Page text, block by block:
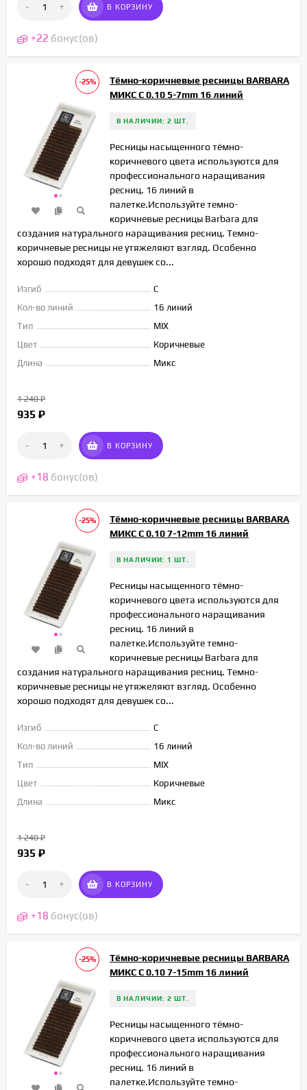
- + В КОРЗИНУ
+22 бонус(ов)
-25%
Тёмно-коричневые ресницы BARBARA
МИКС C 0.10 5-7mm 16 линий
В НАЛИЧИИ: 2 ШТ.
Ресницы насыщенного тёмно-
коричневого цвета используются для
профессионального наращивания
ресниц. 16 линий в
палетке.Используйте темно-
коричневые ресницы Barbara для
создания натурального наращивания ресниц. Темно-
коричневые ресницы не утяжеляют взгляд. Особенно
хорошо подходят для девушек со...
Изгиб
C
Кол-во линий
16 линий
Тип
MIX
Цвет
Коричневые
Длина
Микс
1 240₽
935 ₽
- + В КОРЗИНУ
+18 бонус(ов)
-25%
Тёмно-коричневые ресницы BARBARA
МИКС C 0.10 7-12mm 16 линий
В НАЛИЧИИ: 1 ШТ.
Ресницы насыщенного тёмно-
коричневого цвета используются для
профессионального наращивания
ресниц. 16 линий в
палетке.Используйте темно-
коричневые ресницы Barbara для
создания натурального наращивания ресниц. Темно-
коричневые ресницы не утяжеляют взгляд. Особенно
хорошо подходят для девушек со...
Изгиб
C
Кол-во линий
16 линий
Тип
MIX
Цвет
Коричневые
Длина
Микс
1 240₽
935 ₽
- + В КОРЗИНУ
+18 бонус(ов)
-25%
Тёмно-коричневые ресницы BARBARA
МИКС C 0.10 7-15mm 16 линий
В НАЛИЧИИ: 2 ШТ.
Ресницы насыщенного тёмно-
коричневого цвета используются для
профессионального наращивания
ресниц. 16 линий в
палетке.Используйте темно-